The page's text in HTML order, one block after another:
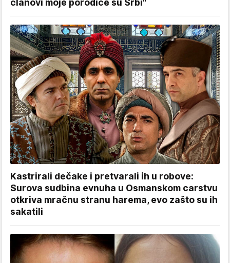
članovi moje porodice su Srbi"
Kastrirali dečake i pretvarali ih u robove:
Surova sudbina evnuha u Osmanskom carstvu
otkriva mračnu stranu harema, evo zašto su ih
sakatili